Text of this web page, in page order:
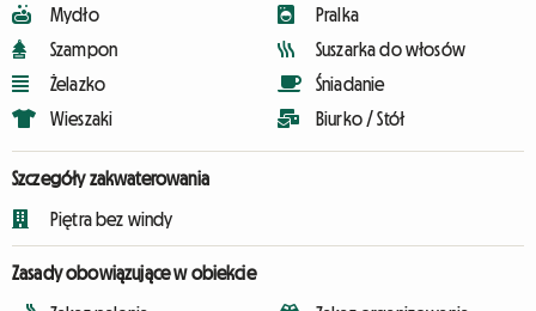
Mydło
Szampon
Żelazko
Wieszaki
Pralka
Suszarka do włosów
Śniadanie
Biurko / Stół
Szczegóły zakwaterowania
Piętra bez windy
Zasady obowiązujące w obiekcie